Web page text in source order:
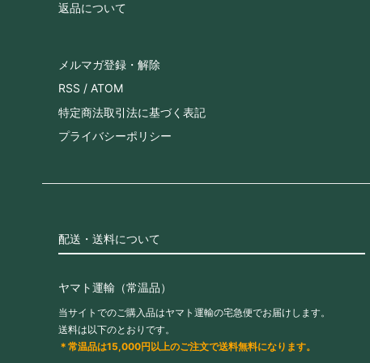
返品について
メルマガ登録・解除
RSS / ATOM
特定商法取引法に基づく表記
プライバシーポリシー
配送・送料について
ヤマト運輸（常温品）
当サイトでのご購入品はヤマト運輸の宅急便でお届けします。
送料は以下のとおりです。
＊常温品は15,000円以上のご注文で送料無料になります。